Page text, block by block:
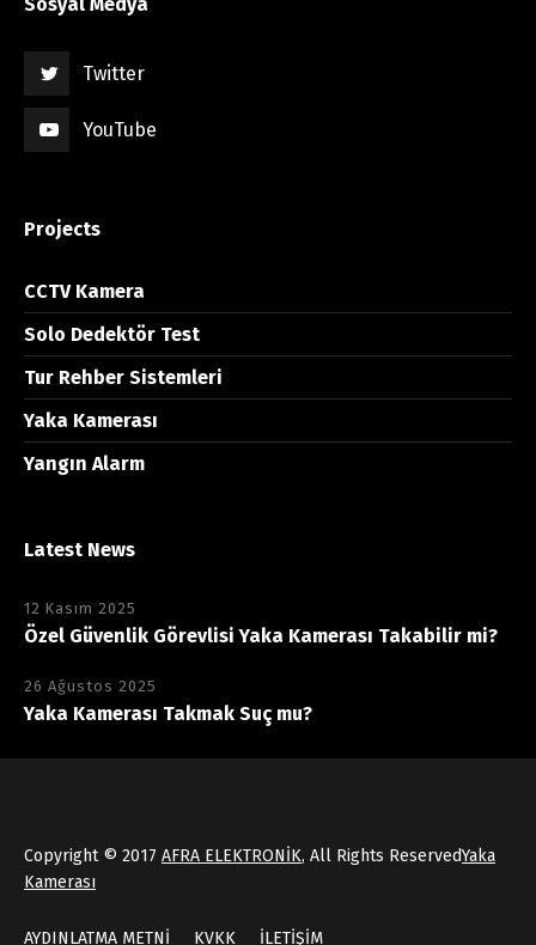
Twitter
YouTube
Projects
CCTV Kamera
Solo Dedektör Test
Tur Rehber Sistemleri
Yaka Kamerası
Yangın Alarm
Latest News
12 Kasım 2025
Özel Güvenlik Görevlisi Yaka Kamerası Takabilir mi?
26 Ağustos 2025
Yaka Kamerası Takmak Suç mu?
Copyright © 2017 AFRA ELEKTRONİK, All Rights ReservedYaka
Kamerası
AYDINLATMA METNİ KVKK İLETİŞİM